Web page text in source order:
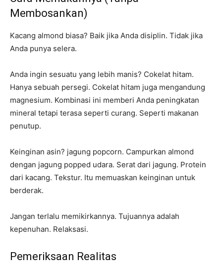
Membosankan)
Kacang almond biasa? Baik jika Anda disiplin. Tidak jika
Anda punya selera.
Anda ingin sesuatu yang lebih manis? Cokelat hitam.
Hanya sebuah persegi. Cokelat hitam juga mengandung
magnesium. Kombinasi ini memberi Anda peningkatan
mineral tetapi terasa seperti curang. Seperti makanan
penutup.
Keinginan asin? jagung popcorn. Campurkan almond
dengan jagung popped udara. Serat dari jagung. Protein
dari kacang. Tekstur. Itu memuaskan keinginan untuk
berderak.
Jangan terlalu memikirkannya. Tujuannya adalah
kepenuhan. Relaksasi.
Pemeriksaan Realitas